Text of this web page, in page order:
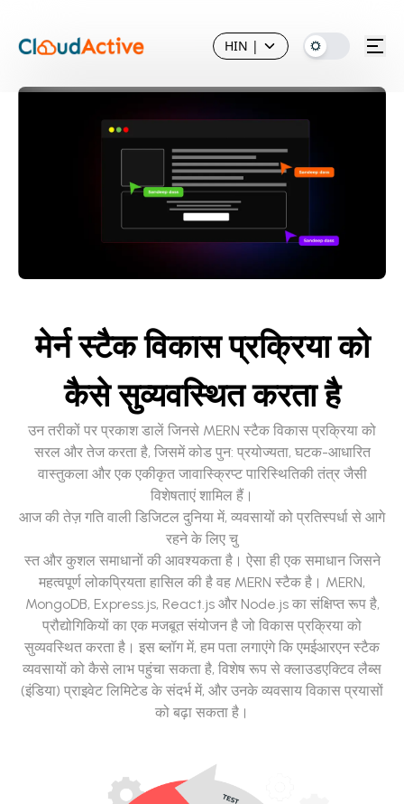
HIN |
मेर्न स्टैक विकास प्रक्रिया को
कैसे सुव्यवस्थित करता है
उन तरीकों पर प्रकाश डालें जिनसे MERN स्टैक विकास प्रक्रिया को
सरल और तेज करता है, जिसमें कोड पुन: प्रयोज्यता, घटक-आधारित
वास्तुकला और एक एकीकृत जावास्क्रिप्ट पारिस्थितिकी तंत्र जैसी
विशेषताएं शामिल हैं।
आज की तेज़ गति वाली डिजिटल दुनिया में, व्यवसायों को प्रतिस्पर्धा से आगे
रहने के लिए चु
स्त और कुशल समाधानों की आवश्यकता है। ऐसा ही एक समाधान जिसने
महत्वपूर्ण लोकप्रियता हासिल की है वह MERN स्टैक है। MERN,
MongoDB, Express.js, React.js और Node.js का संक्षिप्त रूप है,
प्रौद्योगिकियों का एक मजबूत संयोजन है जो विकास प्रक्रिया को
सुव्यवस्थित करता है। इस ब्लॉग में, हम पता लगाएंगे कि एमईआरएन स्टैक
व्यवसायों को कैसे लाभ पहुंचा सकता है, विशेष रूप से क्लाउडएक्टिव लैब्स
(इंडिया) प्राइवेट लिमिटेड के संदर्भ में, और उनके व्यवसाय विकास प्रयासों
को बढ़ा सकता है।